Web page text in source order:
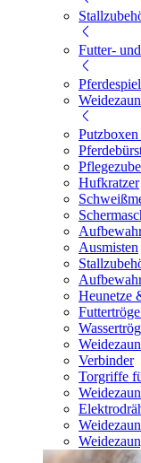
Futter-
Hufkratzer
Ausmisten
Heunetze
Verbinder
Torgriffe